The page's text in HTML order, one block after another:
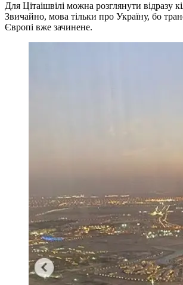
Для Цітаішвілі можна розглянути відразу
Звичайно, мова тільки про Україну, бо
Європі вже зачинене.